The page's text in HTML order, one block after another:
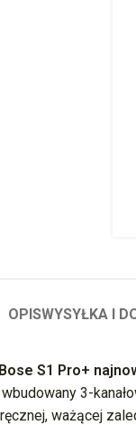
OPISWYSYŁKA I
S1 Pro+
3-
ważącej